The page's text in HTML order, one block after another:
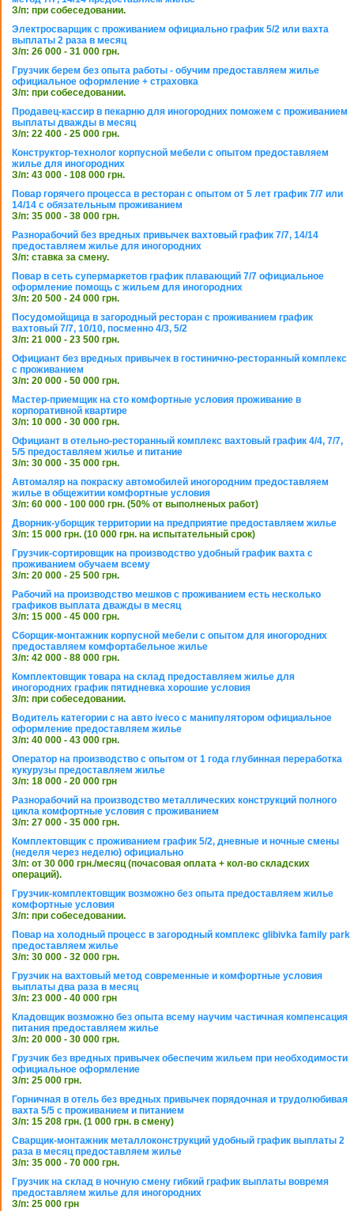
З/п: при собеседовании.
Электросварщик с проживанием официально график 5/2 или вахта
выплаты 2 раза в месяц
З/п: 26 000 - 31 000 грн.
Грузчик берем без опыта работы - обучим предоставляем жилье
официальное оформление + страховка
З/п: при собеседовании.
Продавец-кассир в пекарню для иногородних поможем с проживанием
выплаты дважды в месяц
З/п: 22 400 - 25 000 грн.
Конструктор-технолог корпусной мебели с опытом предоставляем
жилье для иногородних
З/п: 43 000 - 108 000 грн.
Повар горячего процесса в ресторан с опытом от 5 лет график 7/7 или
14/14 с обязательным проживанием
З/п: 35 000 - 38 000 грн.
Разнорабочий без вредных привычек вахтовый график 7/7, 14/14
предоставляем жилье для иногородних
З/п: ставка за смену.
Повар в сеть супермаркетов график плавающий 7/7 официальное
оформление помощь с жильем для иногородних
З/п: 20 500 - 24 000 грн.
Посудомойщица в загородный ресторан с проживанием график
вахтовый 7/7, 10/10, посменно 4/3, 5/2
З/п: 21 000 - 23 500 грн.
Официант без вредных привычек в гостинично-ресторанный комплекс
с проживанием
З/п: 20 000 - 50 000 грн.
Мастер-приемщик на сто комфортные условия проживание в
корпоративной квартире
З/п: 10 000 - 30 000 грн.
Официант в отельно-ресторанный комплекс вахтовый график 4/4, 7/7,
5/5 предоставляем жилье и питание
З/п: 30 000 - 35 000 грн.
Автомаляр на покраску автомобилей иногородним предоставляем
жилье в общежитии комфортные условия
З/п: 60 000 - 100 000 грн. (50% от выполненых работ)
Дворник-уборщик территории на предприятие предоставляем жилье
З/п: 15 000 грн. (10 000 грн. на испытательный срок)
Грузчик-сортировщик на производство удобный график вахта с
проживанием обучаем всему
З/п: 20 000 - 25 500 грн.
Рабочий на производство мешков с проживанием есть несколько
графиков выплата дважды в месяц
З/п: 15 000 - 45 000 грн.
Сборщик-монтажник корпусной мебели с опытом для иногородних
предоставляем комфортабельное жилье
З/п: 42 000 - 88 000 грн.
Комплектовщик товара на склад предоставляем жилье для
иногородних график пятидневка хорошие условия
З/п: при собеседовании.
Водитель категории с на авто iveco с манипулятором официальное
оформление предоставляем жилье
З/п: 40 000 - 43 000 грн.
Оператор на производство с опытом от 1 года глубинная переработка
кукурузы предоставляем жилье
З/п: 18 000 - 20 000 грн
Разнорабочий на производство металлических конструкций полного
цикла комфортные условия с проживанием
З/п: 27 000 - 35 000 грн.
Комплектовщик с проживанием график 5/2, дневные и ночные смены
(неделя через неделю) официально
З/п: от 30 000 грн./месяц (почасовая оплата + кол-во складских
операций).
Грузчик-комплектовщик возможно без опыта предоставляем жилье
комфортные условия
З/п: при собеседовании.
Повар на холодный процесс в загородный комплекс glibivka family park
предоставляем жилье
З/п: 30 000 - 32 000 грн.
Грузчик на вахтовый метод современные и комфортные условия
выплаты два раза в месяц
З/п: 23 000 - 40 000 грн
Кладовщик возможно без опыта всему научим частичная компенсация
питания предоставляем жилье
З/п: 20 000 - 30 000 грн.
Грузчик без вредных привычек обеспечим жильем при необходимости
официальное оформление
З/п: 25 000 грн.
Горничная в отель без вредных привычек порядочная и трудолюбивая
вахта 5/5 с проживанием и питанием
З/п: 15 208 грн. (1 000 грн. в смену)
Сварщик-монтажник металлоконструкций удобный график выплаты 2
раза в месяц предоставляем жилье
З/п: 35 000 - 70 000 грн.
Грузчик на склад в ночную смену гибкий график выплаты вовремя
предоставляем жилье для иногородних
З/п: 25 000 грн